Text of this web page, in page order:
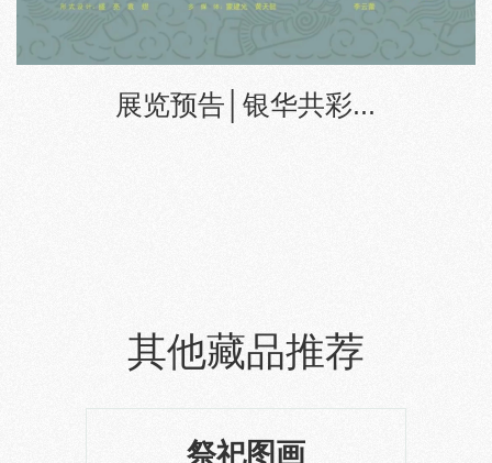
展览预告│银华共彩...
其他藏品推荐
祭祀图画